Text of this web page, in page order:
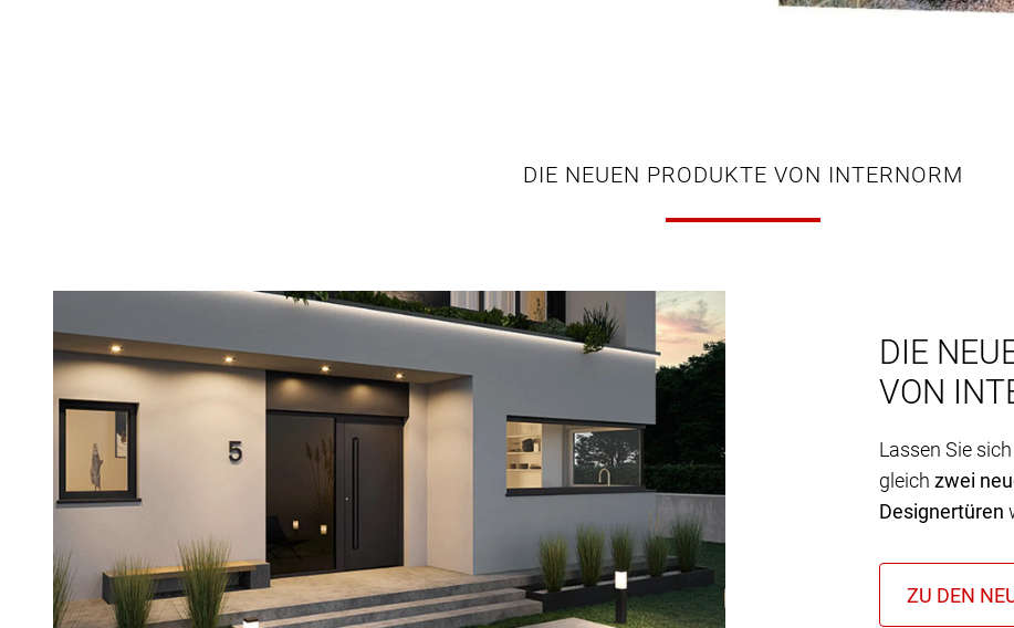
DIE NEUEN PRODUKTE VON INTERNORM
DIE
VON
Lassen Sie
gleich zwei
Designertüren